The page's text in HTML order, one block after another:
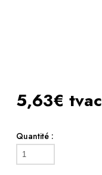
5,63€ tvac
Quantité :
quantité
de